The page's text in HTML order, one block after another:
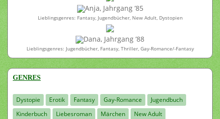
Anja, Jahrgang ’85
Lieblingsgenres: Fantasy, Jugendbücher, New Adult, Dystopien
Dana, Jahrgang ’88
Lieblingsgenres: Jugendbücher, Fantasy, Thriller, Gay-Romance/-Fantasy
GENRES
Dystopie Erotik Fantasy Gay-Romance
Jugendbuch
Kinderbuch
Liebesroman Märchen
New Adult